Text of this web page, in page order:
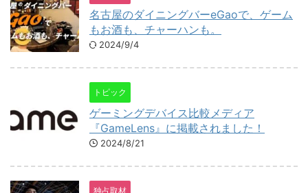
名古屋のダイニングバーeGaoで、ゲーム
もお酒も、チャーハンも。
2024/9/4
トピック
ゲーミングデバイス比較メディア
『GameLens』に掲載されました！
2024/8/21
独占取材